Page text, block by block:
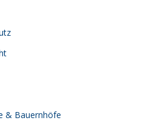
& Bauernhöfe